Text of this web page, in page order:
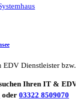
Dienstleister
Ihren IT &
oder 03322 8509070